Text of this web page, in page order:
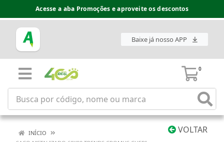
Acesse a aba Promoções e aproveite os descontos
Baixe já nosso APP
0
VOLTAR
INÍCIO